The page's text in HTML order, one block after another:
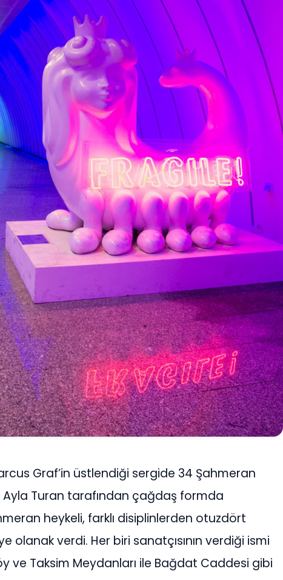
Graf’in üstlendiği sergide 34 Şahmeran
Ayla Turan tarafından çağdaş formda
heykeli, farklı disiplinlerden otuzdört
olanak verdi. Her biri sanatçısının verdiği ismi
ve Taksim Meydanları ile Bağdat Caddesi gibi